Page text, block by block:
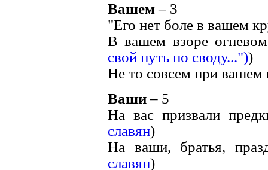
Вашем– 3
"Его нет боле в вашем
В вашем взоре
свой путь по своду..."))
Не то совсем при вашем
Ваши– 5
На вас призвали
славян)
На ваши, братья,
славян)